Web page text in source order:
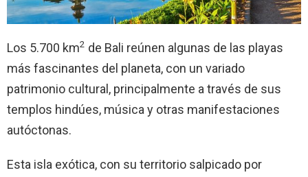
Los 5.700 km2 de Bali reúnen algunas de las playas
más fascinantes del planeta, con un variado
patrimonio cultural, principalmente a través de sus
templos hindúes, música y otras manifestaciones
autóctonas.
Esta isla exótica, con su territorio salpicado por